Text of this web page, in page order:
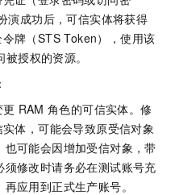
演成功后，可信实体将获得
牌（STS Token），使用该
授权的资源。
RAM 角色的可信实体。修
体，可能会导致原受信对象
可能会因增加受信对象，带
修改时请务必在测试账号充
应用到正式生产账号。